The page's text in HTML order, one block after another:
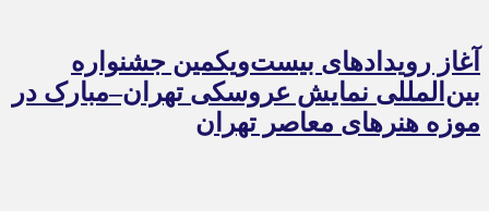
آغاز رویدادهای بیست‌ویکمین جشنواره
بین‌المللی نمایش عروسکی تهران–مبارک در
موزه هنرهای معاصر تهران